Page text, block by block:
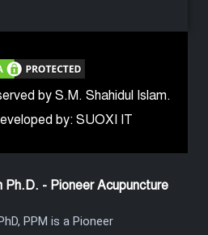
by S.M. Shahidul Islam.
by: SUOXI IT
Ph.D. - Pioneer Acupuncture
PPM is a Pioneer